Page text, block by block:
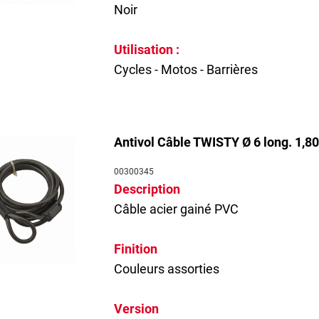
Noir
Utilisation :
Cycles - Motos - Barrières
Antivol Câble TWISTY Ø 6 long.
00300345
Description
Câble acier gainé PVC
Finition
Couleurs assorties
Version